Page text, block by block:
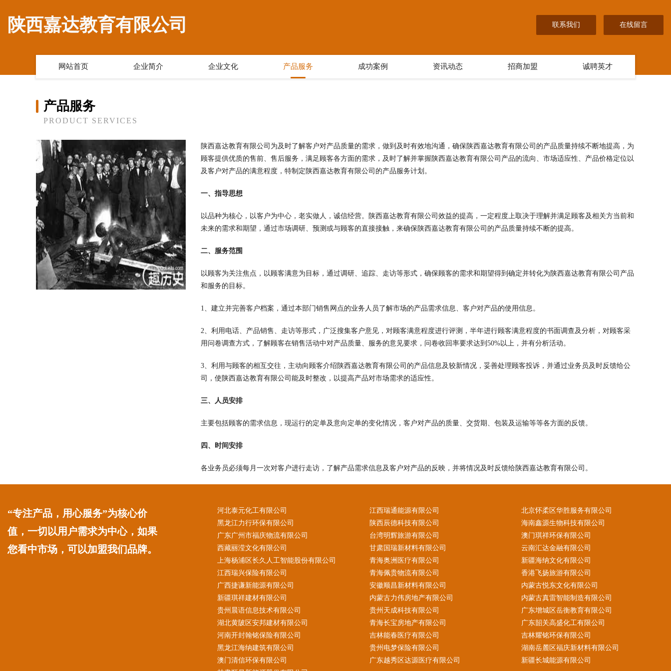
陕西嘉达教育有限公司 联系我们 在线留言
网站首页 企业简介 企业文化 产品服务 成功案例 资讯动态 招商加盟 诚聘英才
产品服务
PRODUCT SERVICES
陕西嘉达教育有限公司为及时了解客户对产品质量的需求，做到及时有效地沟通，确保陕西嘉达教育有限公司的产品质量持续不断地提高，为
顾客提供优质的售前、售后服务，满足顾客各方面的需求，及时了解并掌握陕西嘉达教育有限公司产品的流向、市场适应性、产品价格定位以
及客户对产品的满意程度，特制定陕西嘉达教育有限公司的产品服务计划。
一、指导思想
以品种为核心，以客户为中心，老实做人，诚信经营。陕西嘉达教育有限公司效益的提高，一定程度上取决于理解并满足顾客及相关方当前和
未来的需求和期望，通过市场调研、预测或与顾客的直接接触，来确保陕西嘉达教育有限公司的产品质量持续不断的提高。
二、服务范围
以顾客为关注焦点，以顾客满意为目标，通过调研、追踪、走访等形式，确保顾客的需求和期望得到确定并转化为陕西嘉达教育有限公司产品
和服务的目标。
1、建立并完善客户档案，通过本部门销售网点的业务人员了解市场的产品需求信息、客户对产品的使用信息。
2、利用电话、产品销售、走访等形式，广泛搜集客户意见，对顾客满意程度进行评测，半年进行顾客满意程度的书面调查及分析，对顾客采
用问卷调查方式，了解顾客在销售活动中对产品质量、服务的意见要求，问卷收回率要求达到50%以上，并有分析活动。
3、利用与顾客的相互交往，主动向顾客介绍陕西嘉达教育有限公司的产品信息及较新情况，妥善处理顾客投诉，并通过业务员及时反馈给公
司，使陕西嘉达教育有限公司能及时整改，以提高产品对市场需求的适应性。
三、人员安排
主要包括顾客的需求信息，现运行的定单及意向定单的变化情况，客户对产品的质量、交货期、包装及运输等等各方面的反馈。
四、时间安排
各业务员必须每月一次对客户进行走访，了解产品需求信息及客户对产品的反映，并将情况及时反馈给陕西嘉达教育有限公司。
“专注产品，用心服务”为核心价
值，一切以用户需求为中心，如果
您看中市场，可以加盟我们品牌。
河北泰元化工有限公司 江西瑞通能源有限公司
北京怀柔区华胜服务有限公司
黑龙江力行环保有限公司
陕西辰德科技有限公司
海南鑫源生物科技有限公司
广东广州市福庆物流有限公司
台湾明辉旅游有限公司
澳门琪祥环保有限公司
西藏丽滢文化有限公司
甘肃国瑞新材料有限公司
云南汇达金融有限公司
上海杨浦区长久人工智能股份有限公司
青海奥洲医疗有限公司
新疆海纳文化有限公司
江西瑞兴保险有限公司
青海佩贵物流有限公司
香港飞扬旅游有限公司
广西捷谦新能源有限公司
安徽顺昌新材料有限公司
内蒙古悦东文化有限公司
新疆琪祥建材有限公司
内蒙古力伟房地产有限公司
内蒙古真雷智能制造有限公司
贵州晨语信息技术有限公司
贵州天成科技有限公司
广东增城区岳衡教育有限公司
湖北黄陂区安邦建材有限公司
青海长宝房地产有限公司
广东韶关高盛化工有限公司
河南开封翰铭保险有限公司
吉林能春医疗有限公司
吉林耀铭环保有限公司
黑龙江海纳建筑有限公司
贵州电梦保险有限公司
湖南岳麓区福庆新材料有限公司
澳门清信环保有限公司
广东越秀区达源医疗有限公司
新疆长城能源有限公司